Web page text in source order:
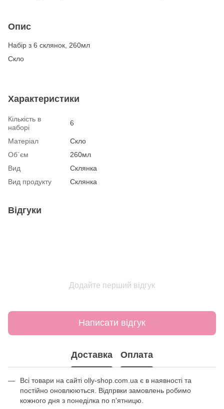
Опис
Набір з 6 склянок, 260мл
Скло
Характеристики
Кількість в
наборі
6
Матеріал
Скло
Об`єм
260мл
Вид
Склянка
Вид продукту
Склянка
Відгуки
Додайте перший відгук
Написати відгук
Доставка Оплата
Всі товари на сайті olly-shop.com.ua є в наявності та
постійно оновлюються. Відпрвки замовлень робимо
кожного дня з понеділка по п'ятницю.